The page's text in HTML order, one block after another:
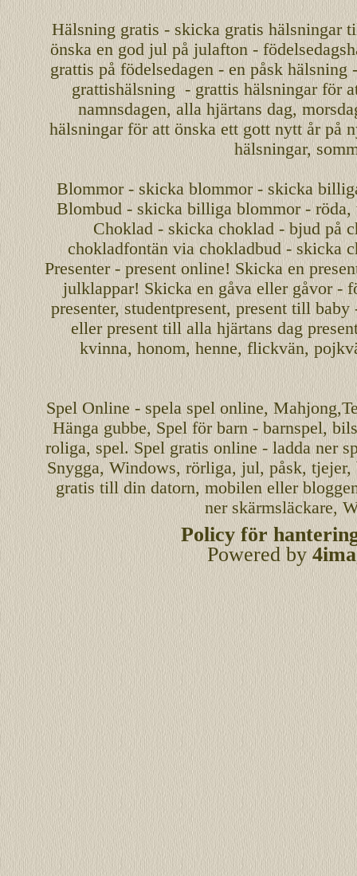
Hälsning gratis - skicka gratis
önska en god julpå julafton -
grattis på födelsedagen - en påsk
grattishälsning - grattis hälsningar för
namnsdagen,alla hjärtans dag,
hälsningar för att önska ettgott nytt årpå
hälsningar,
Blommor - skicka blommor - skicka
Blombud - skicka billiga blommor -
Choklad - skicka choklad - bjud på
chokladfontän via chokladbud - skicka
Presenter - present online! Skicka en
julklappar! Skicka en gåva eller gåvor -
presenter, studentpresent, present till
eller present till alla hjärtans dag
kvinna, honom, henne, flickvän,
Spel Online- spela spel online, Mahjong
Hänga gubbe, Spel för barn - barnspel,
roliga,spel. Spel gratis online - ladda ner
Snygga, Windows, rörliga, jul, påsk, tjejer,
gratis till din datorn, mobilen eller
ner skärmsläckare,
Policy för
Powered by